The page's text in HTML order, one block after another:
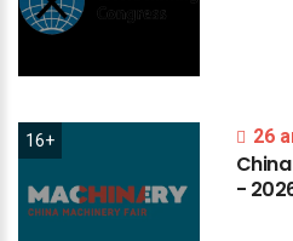
16+ 26
China
-